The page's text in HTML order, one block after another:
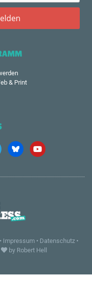
& Print
Impressum• Datenschutz•
by Robert Hell